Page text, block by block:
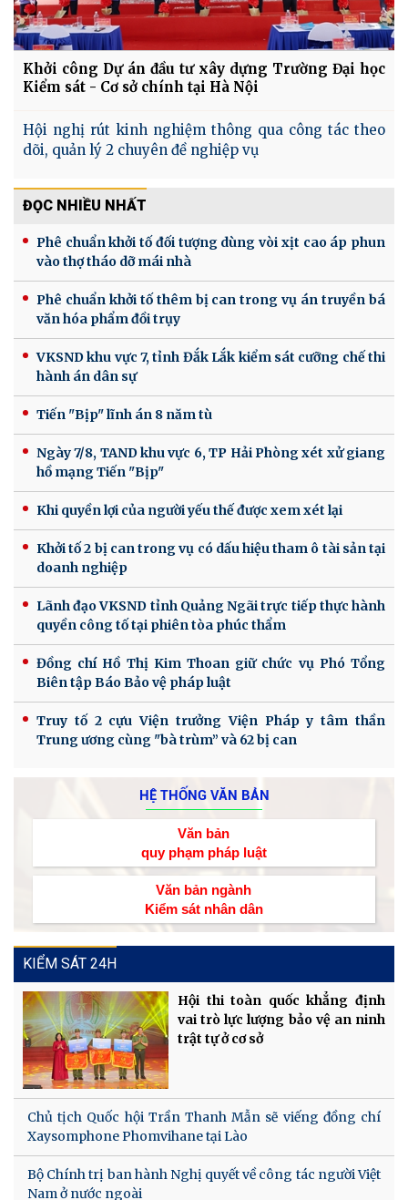
Khởi công Dự án đầu tư xây dựng Trường Đại học
Kiểm sát - Cơ sở chính tại Hà Nội
Hội nghị rút kinh nghiệm thông qua công tác theo
dõi, quản lý 2 chuyên đề nghiệp vụ
ĐỌC NHIỀU NHẤT
Phê chuẩn khởi tố đối tượng dùng vòi xịt cao áp phun
vào thợ tháo dỡ mái nhà
Phê chuẩn khởi tố thêm bị can trong vụ án truyền bá
văn hóa phẩm đồi trụy
VKSND khu vực 7, tỉnh Đắk Lắk kiểm sát cưỡng chế thi
hành án dân sự
Tiến "Bịp" lĩnh án 8 năm tù
Ngày 7/8, TAND khu vực 6, TP Hải Phòng xét xử giang
hồ mạng Tiến "Bịp"
Khi quyền lợi của người yếu thế được xem xét lại
Khởi tố 2 bị can trong vụ có dấu hiệu tham ô tài sản tại
doanh nghiệp
Lãnh đạo VKSND tỉnh Quảng Ngãi trực tiếp thực hành
quyền công tố tại phiên tòa phúc thẩm
Đồng chí Hồ Thị Kim Thoan giữ chức vụ Phó Tổng
Biên tập Báo Bảo vệ pháp luật
Truy tố 2 cựu Viện trưởng Viện Pháp y tâm thần
Trung ương cùng "bà trùm” và 62 bị can
HỆ THỐNG VĂN BẢN
Văn bản
quy phạm pháp luật
Văn bản ngành
Kiểm sát nhân dân
KIỂM SÁT 24H
Hội thi toàn quốc khẳng định
vai trò lực lượng bảo vệ an ninh
trật tự ở cơ sở
Chủ tịch Quốc hội Trần Thanh Mẫn sẽ viếng đồng chí
Xaysomphone Phomvihane tại Lào
Bộ Chính trị ban hành Nghị quyết về công tác người Việt
Nam ở nước ngoài